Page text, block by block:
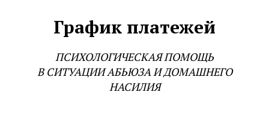
График платежей
ПСИХОЛОГИЧЕСКАЯ ПОМОЩЬ
В СИТУАЦИИ АБЬЮЗА И ДОМАШНЕГО
НАСИЛИЯ